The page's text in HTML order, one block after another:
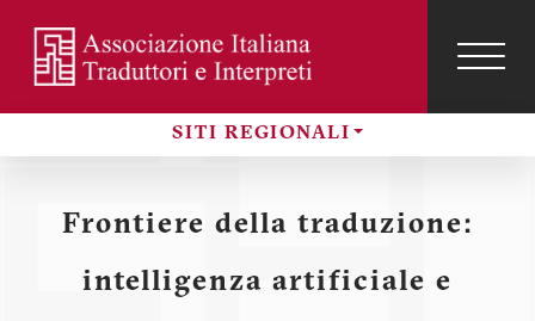
contenuto
principale
SITI REGIONALI
Menu
profilo
utente
Frontiere della traduzione:
intelligenza artificiale e